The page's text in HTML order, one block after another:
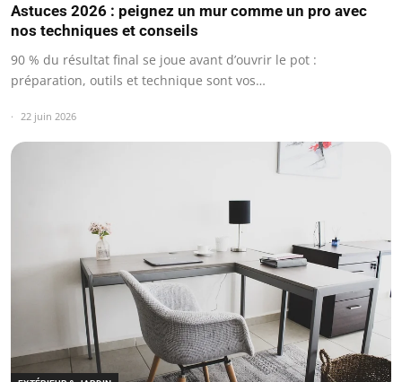
Astuces 2026 : peignez un mur comme un pro avec
nos techniques et conseils
90 % du résultat final se joue avant d’ouvrir le pot :
préparation, outils et technique sont vos…
22 juin 2026